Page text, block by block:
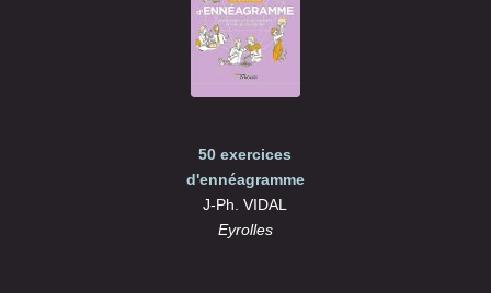
50 exercices
d'ennéagramme
J-Ph. VIDAL
Eyrolles